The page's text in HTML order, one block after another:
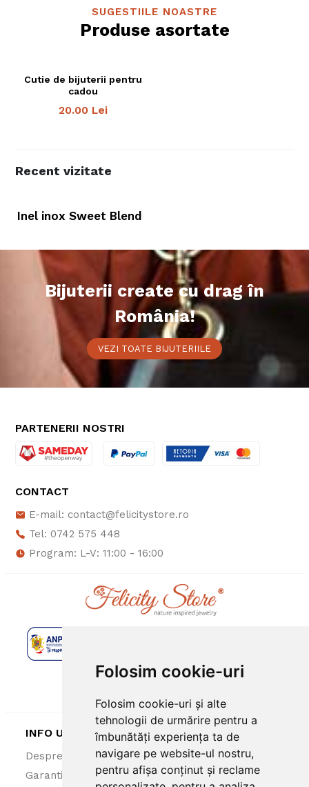
Folosim cookie-uri
Folosim cookie-uri și alte
tehnologii de urmărire pentru a
îmbunătăți experiența ta de
navigare pe website-ul nostru,
pentru afișa conținut și reclame
SUGESTIILE NOASTRE
Produse asortate
Cutie de bijuterii pentru
cadou
20.00 Lei
Recent vizitate
Inel inox Sweet Blend
Bijuterii create cu drag în
România!
VEZI TOATE BIJUTERIILE
PARTENERII NOSTRI
CONTACT
E-mail: contact@felicitystore.ro
Tel: 0742 575 448
Program: L-V: 11:00 - 16:00
INFO UTILE
Despre noi
Garantie 100%
ANPC
Politica cookies